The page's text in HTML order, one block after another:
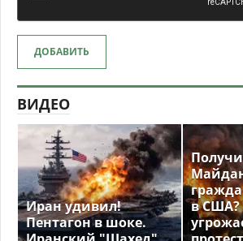
ДОБАВИТЬ
ВИДЕО
Иран удивил!
Пентагон в шоке.
в США?